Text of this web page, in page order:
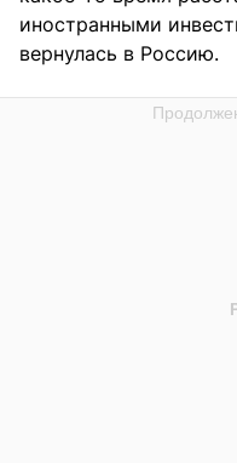
иностранными
вернулась в Россию.